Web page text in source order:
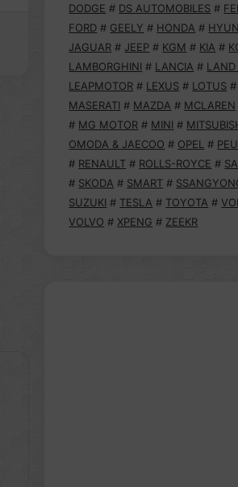
DODGE # DS AUTOMOBILES #
FORD # GEELY # HONDA #
JAGUAR # JEEP # KGM # KIA #
LAMBORGHINI # LANCIA # LAND
LEAPMOTOR # LEXUS # LOTUS #
MASERATI # MAZDA # MCLAREN
# MG MOTOR # MINI #
OMODA & JAECOO # OPEL #
# RENAULT # ROLLS-ROYCE #
# SKODA # SMART #
SUZUKI # TESLA # TOYOTA #
VOLVO # XPENG # ZEEKR